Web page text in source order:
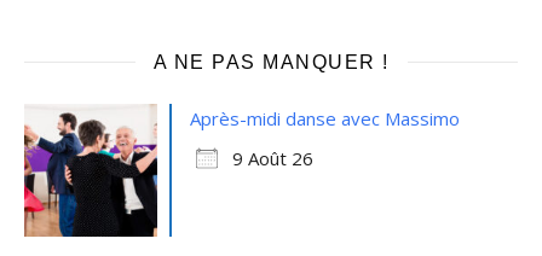
A NE PAS MANQUER !
Après-midi danse avec Massimo
9 Août 26